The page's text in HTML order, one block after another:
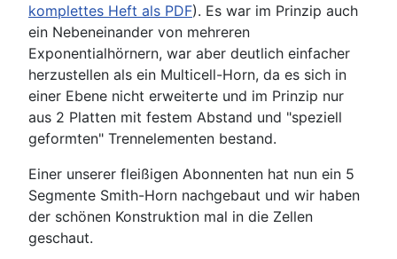
komplettes Heft als PDF). Es war im Prinzip auch
ein Nebeneinander von mehreren
Exponentialhörnern, war aber deutlich einfacher
herzustellen als ein Multicell-Horn, da es sich in
einer Ebene nicht erweiterte und im Prinzip nur
aus 2 Platten mit festem Abstand und "speziell
geformten" Trennelementen bestand.
Einer unserer fleißigen Abonnenten hat nun ein 5
Segmente Smith-Horn nachgebaut und wir haben
der schönen Konstruktion mal in die Zellen
geschaut.